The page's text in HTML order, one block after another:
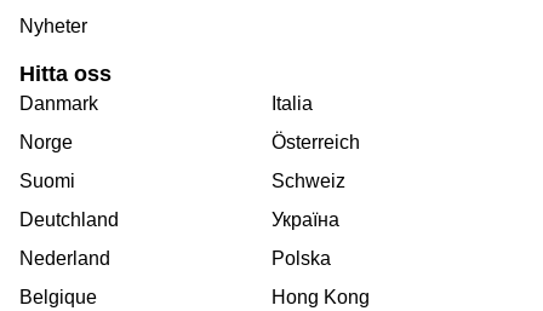
Nyheter
Hitta oss
Danmark
Norge
Suomi
Deutchland
Nederland
Belgique
Italia
Österreich
Schweiz
Україна
Polska
Hong Kong